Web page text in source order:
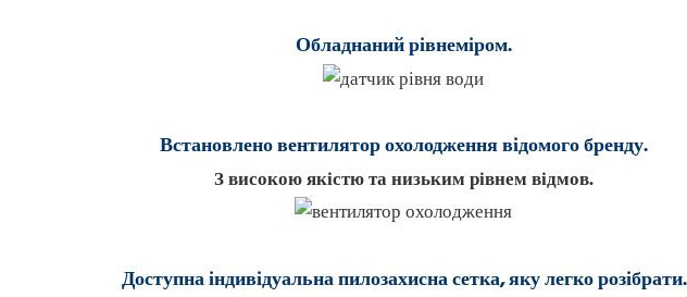
Обладнаний рівнеміром.
Встановлено вентилятор охолодження відомого бренду.
З високою якістю та низьким рівнем відмов.
Доступна індивідуальна пилозахисна сетка, яку легко розібрати.